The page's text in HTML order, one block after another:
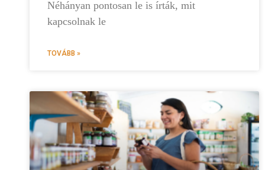
Néhányan pontosan le is írták, mit
kapcsolnak le
TOVÁBB »